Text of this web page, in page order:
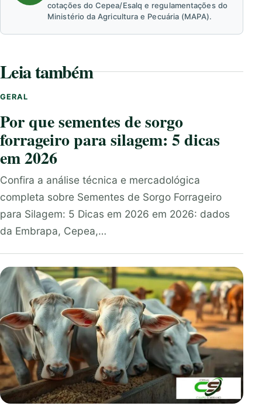
cotações do Cepea/Esalq e regulamentações do
Ministério da Agricultura e Pecuária (MAPA).
Leia também
GERAL
Por que sementes de sorgo
forrageiro para silagem: 5 dicas
em 2026
Confira a análise técnica e mercadológica
completa sobre Sementes de Sorgo Forrageiro
para Silagem: 5 Dicas em 2026 em 2026: dados
da Embrapa, Cepea,…